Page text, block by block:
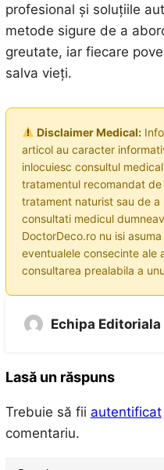
profesional și soluțiile
metode sigure de a
greutate, iar fiecare
salva vieți.
Disclaimer Medical:
articol au caracter
inlocuiesc consultul
tratamentul recomandat
tratament naturist sau de
consultati medicul
DoctorDeco.ro nu isi
eventualele consecinte ale
consultarea prealabila a
Echipa Editoriala
Lasă un răspuns
Trebuie să fii autentificat
comentariu.